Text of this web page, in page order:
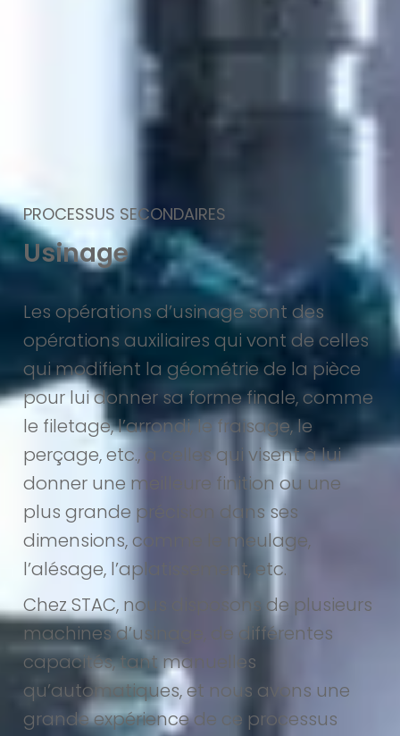
PROCESSUS SECONDAIRES
Usinage
Les opérations d’usinage sont des
opérations auxiliaires qui vont de celles
qui modifient la géométrie de la pièce
pour lui donner sa forme finale, comme
le filetage, l’arrondi, le fraisage, le
perçage, etc., à celles qui visent à lui
donner une meilleure finition ou une
plus grande précision dans ses
dimensions, comme le meulage,
l’alésage, l’aplatissement, etc.
Chez STAC, nous disposons de plusieurs
machines d’usinage, de différentes
capacités, tant manuelles
qu’automatiques, et nous avons une
grande expérience de ce processus